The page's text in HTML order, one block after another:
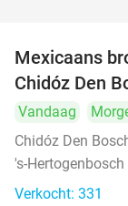
Mexicaans
Chidóz Den
Vandaag
Chidóz Den
's-Hertogenbosch
Verkocht: 331